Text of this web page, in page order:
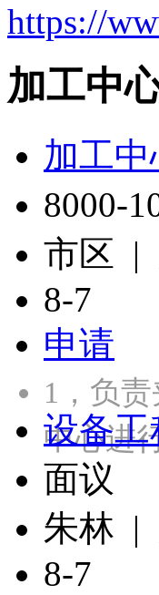
https://
加工中
加工中
8000-
市区 |
8-7
申请
1，负
中心进
设备工
面议
朱林 |
8-7